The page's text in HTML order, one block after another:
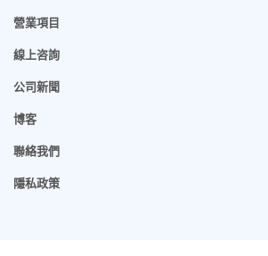
營業項目
線上咨詢
公司新聞
博客
聯絡我們
隱私政策